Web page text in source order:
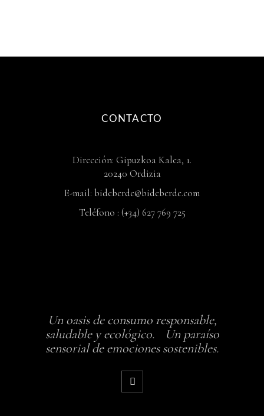
CONTACTO
Dirección: Gipuzkoa Kalea, 1.
20240 Ordizia
E-mail: bideberde@bideberde.com
Teléfono : (+34) 627 769 725
Un oasis de consumo responsable,
saludable y ecológico. Un paraíso
sensorial de emociones sostenibles.